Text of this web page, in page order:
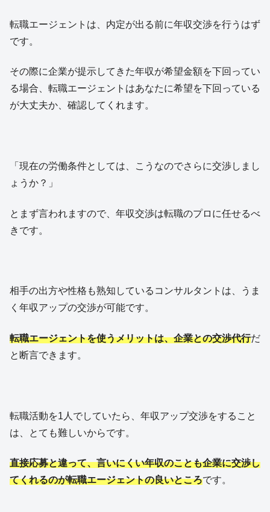
転職エージェントは、内定が出る前に年収交渉を行うはず
です。
その際に企業が提示してきた年収が希望金額を下回ってい
る場合、転職エージェントはあなたに希望を下回っている
が大丈夫か、確認してくれます。
「現在の労働条件としては、こうなのでさらに交渉しまし
ょうか？」
とまず言われますので、年収交渉は転職のプロに任せるべ
きです。
相手の出方や性格も熟知しているコンサルタントは、うま
く年収アップの交渉が可能です。
転職エージェントを使うメリットは、企業との交渉代行だ
と断言できます。
転職活動を1人でしていたら、年収アップ交渉をすること
は、とても難しいからです。
直接応募と違って、言いにくい年収のことも企業に交渉し
てくれるのが転職エージェントの良いところです。